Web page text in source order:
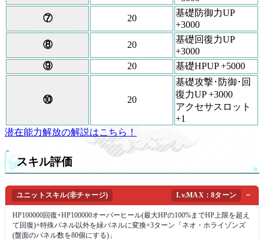
⑦
20
基礎防御力UP
+3000
⑧
20
基礎回復力UP
+3000
⑨
20 基礎HPUP +5000
⑩ 20
基礎攻撃･防御･回
復力UP +3000
アクセサスロット
+1
潜在能力解放の解説はこちら！
スキル評価
ユニットスキル(非チャージ) Lv.MAX：8ターン
HP100000回復+HP100000オーバーヒール(最大HPの100%までHP上限を超え
て回復)+特殊パネル以外を緑パネルに変換+3ターン「ネオ・ホライゾンズ
(盤面のパネル数を80個にする)」